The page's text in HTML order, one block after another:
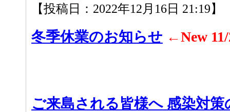
【投稿日：2022年12月16日 21:19】
冬季休業のお知らせ ←New
ご来島される皆様へ 感染対